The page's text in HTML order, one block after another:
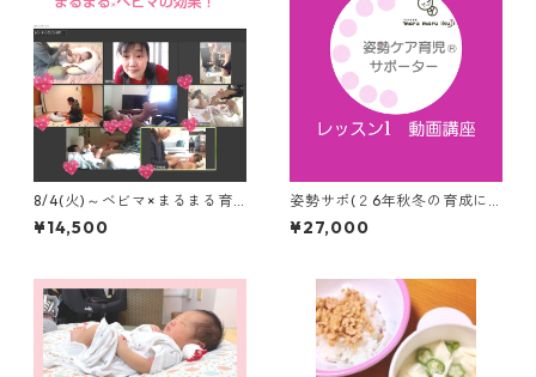
8/4(火)～ベビマ×まるまる育
児オンライン3回コース オイ
ル、毎回録画、スリングなど
¥14,500
姿勢サポ(２6年秋冬の育成に
むけて)レッスン1は動画講座
¥27,000